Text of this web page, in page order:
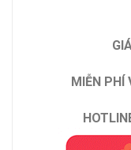
MIỄN PHÍ